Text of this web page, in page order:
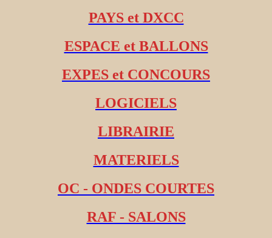
PAYS et DXCC
ESPACE et BALLONS
EXPES et CONCOURS
LOGICIELS
LIBRAIRIE
MATERIELS
OC - ONDES COURTES
RAF - SALONS